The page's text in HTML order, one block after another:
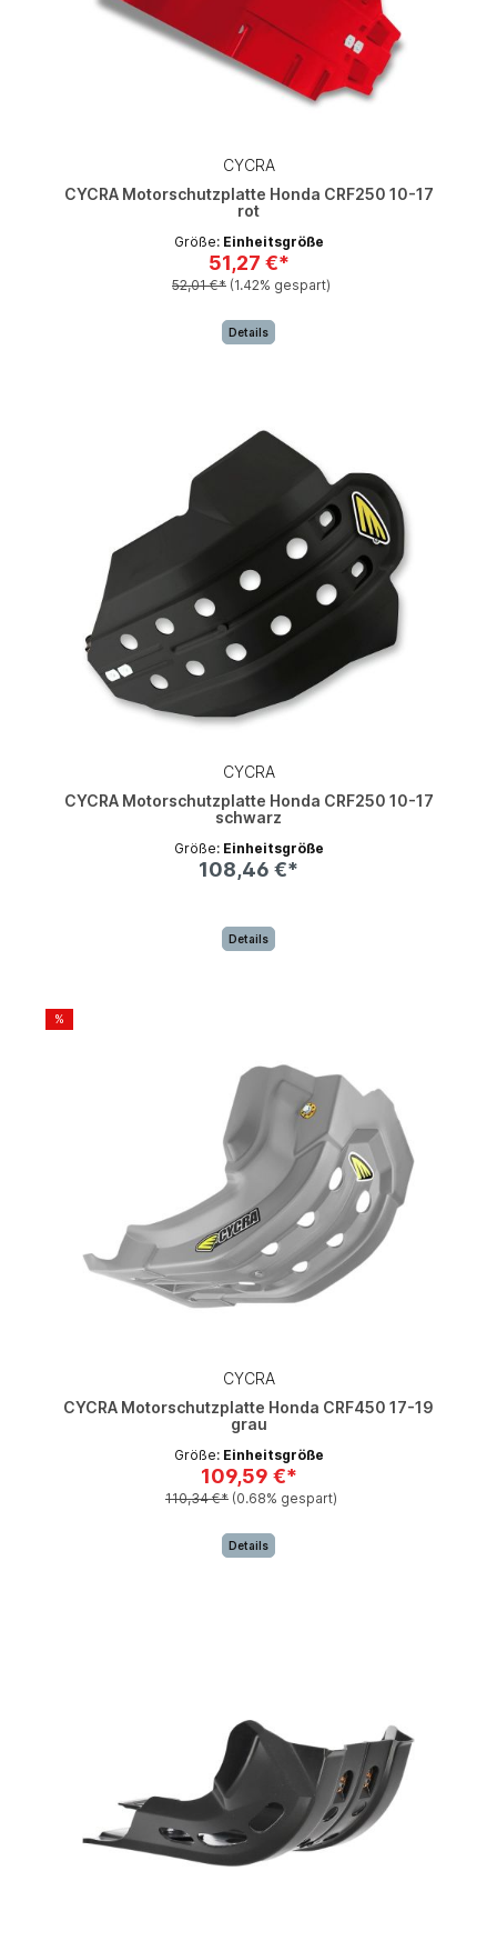
CYCRA
CYCRA Motorschutzplatte Honda CRF250 10-17
rot
Größe: Einheitsgröße
51,27 €*
52,01 €* (1.42% gespart)
Details
CYCRA
CYCRA Motorschutzplatte Honda CRF250 10-17
schwarz
Größe: Einheitsgröße
108,46 €*
Details
%
CYCRA
CYCRA Motorschutzplatte Honda CRF450 17-19
grau
Größe: Einheitsgröße
109,59 €*
110,34 €* (0.68% gespart)
Details